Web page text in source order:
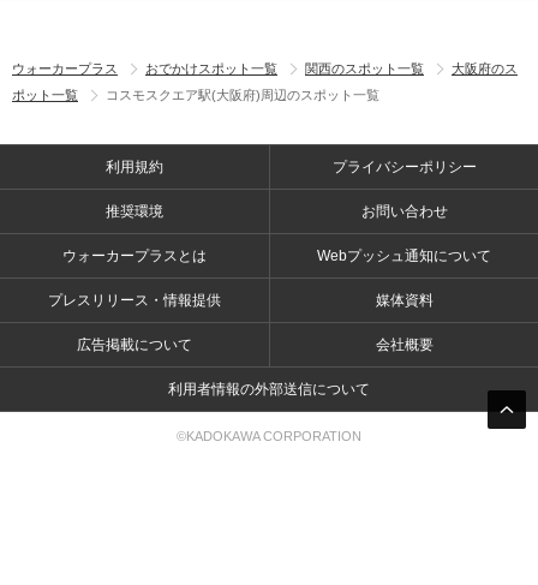
ウォーカープラス おでかけスポット一覧 関西のスポット一覧
大阪府のス
ポット一覧
コスモスクエア駅(大阪府)周辺のスポット一覧
利用規約 プライバシーポリシー
推奨環境 お問い合わせ
ウォーカープラスとは Webプッシュ通知について
プレスリリース・情報提供 媒体資料
広告掲載について 会社概要
利用者情報の外部送信について
©KADOKAWA CORPORATION